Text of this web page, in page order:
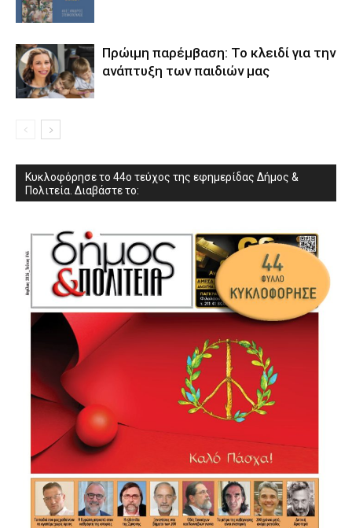
Πρώιμη παρέμβαση: Το κλειδί για την
ανάπτυξη των παιδιών µας
Κυκλοφόρησε το 44ο τεύχος της εφημερίδας Δήμος &
Πολιτεία. Διαβάστε το: